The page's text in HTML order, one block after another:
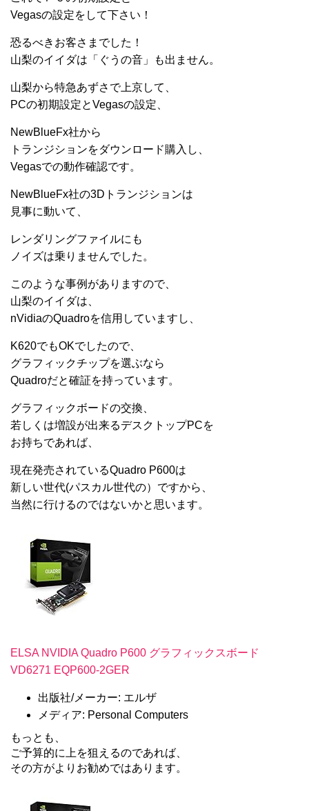
Vegasの設定をして下さい！
恐るべきお客さまでした！
山梨のイイダは「ぐうの音」も出ません。
山梨から特急あずさで上京して、
PCの初期設定とVegasの設定、
NewBlueFx社から
トランジションをダウンロード購入し、
Vegasでの動作確認です。
NewBlueFx社の3Dトランジションは
見事に動いて、
レンダリングファイルにも
ノイズは乗りませんでした。
このような事例がありますので、
山梨のイイダは、
nVidiaのQuadroを信用していますし、
K620でもOKでしたので、
グラフィックチップを選ぶなら
Quadroだと確証を持っています。
グラフィックボードの交換、
若しくは増設が出来るデスクトップPCを
お持ちであれば、
現在発売されているQuadro P600は
新しい世代(パスカル世代の）ですから、
当然に行けるのではないかと思います。
ELSA NVIDIA Quadro P600 グラフィックスボード
VD6271 EQP600-2GER
出版社/メーカー: エルザ
メディア: Personal Computers
もっとも、
ご予算的に上を狙えるのであれば、
その方がよりお勧めではあります。